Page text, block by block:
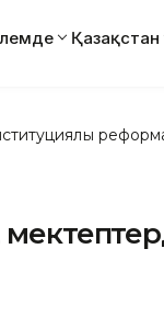
Қазақстан